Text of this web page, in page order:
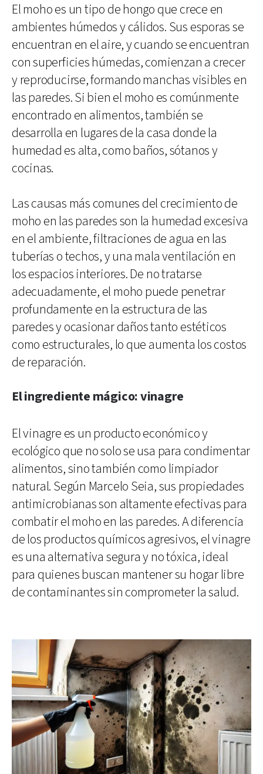
El moho es un tipo de hongo que crece en
ambientes húmedos y cálidos. Sus esporas se
encuentran en el aire, y cuando se encuentran
con superficies húmedas, comienzan a crecer
y reproducirse, formando manchas visibles en
las paredes. Si bien el moho es comúnmente
encontrado en alimentos, también se
desarrolla en lugares de la casa donde la
humedad es alta, como baños, sótanos y
cocinas.
Las causas más comunes del crecimiento de
moho en las paredes son la humedad excesiva
en el ambiente, filtraciones de agua en las
tuberías o techos, y una mala ventilación en
los espacios interiores. De no tratarse
adecuadamente, el moho puede penetrar
profundamente en la estructura de las
paredes y ocasionar daños tanto estéticos
como estructurales, lo que aumenta los costos
de reparación.
El ingrediente mágico: vinagre
El vinagre es un producto económico y
ecológico que no solo se usa para condimentar
alimentos, sino también como limpiador
natural. Según Marcelo Seia, sus propiedades
antimicrobianas son altamente efectivas para
combatir el moho en las paredes. A diferencia
de los productos químicos agresivos, el vinagre
es una alternativa segura y no tóxica, ideal
para quienes buscan mantener su hogar libre
de contaminantes sin comprometer la salud.